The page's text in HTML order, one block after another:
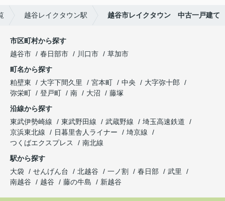
越谷レイクタウン駅 越谷市レイクタウン 中古一戸建て
市区町村から探す
越谷市
春日部市 川口市
草加市
町名から探す
粕壁東
大字下間久里 宮本町 中央
大字弥十郎
弥栄町
登戸町 南 大沼
藤塚
沿線から探す
東武伊勢崎線
東武野田線 武蔵野線
埼玉高速鉄道
京浜東北線
日暮里舎人ライナー
埼京線
つくばエクスプレス
南北線
駅から探す
大袋
せんげん台 北越谷 一ノ割 春日部
武里
南越谷
越谷 藤の牛島 新越谷